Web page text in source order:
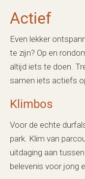
Actief
Even lekker
te zijn? Op en
altijd iets te doen.
samen iets actiefs
Klimbos
Voor de echte
park. Klim van
uitdaging aan
belevenis voor jong